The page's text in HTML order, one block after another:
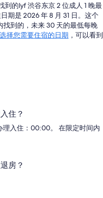
到的lyf 渋谷东京 2 位成人 1 晚最
期是 2026 年 8 月 31 日。这个
找到的，未来 30 天的最低每晚
选择您需要住宿的日期 ，可以看到
住？
理入住：00:00。 在限定时间内
房？